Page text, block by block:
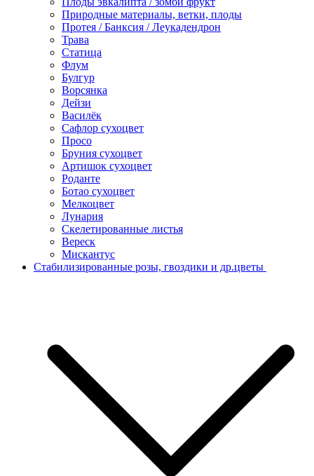
Природные материалы, ветки, плоды
Протея / Банксия / Леукадендрон
Трава
Статица
Флум
Булгур
Ворсянка
Дейзи
Василёк
Сафлор сухоцвет
Просо
Бруния сухоцвет
Артишок сухоцвет
Роданте
Ботао сухоцвет
Мелкоцвет
Лунария
Скелетированные листья
Вереск
Мискантус
Стабилизированные розы, гвоздики и др.цветы